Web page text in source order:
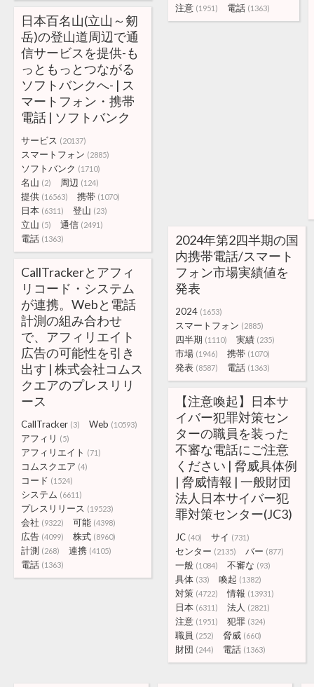
注意 (1951) 電話 (1363)
日本百名山(立山～剱
岳)の登山道周辺で通
信サービスを提供-も
っともっとつながる
ソフトバンクへ- | ス
マートフォン・携帯
電話 | ソフトバンク
サービス (20137)
スマートフォン (2885)
ソフトバンク (1710)
名山 (2) 周辺 (124)
提供 (16563) 携帯 (1070)
日本 (6311) 登山 (23)
立山 (5) 通信 (2491)
電話 (1363)
2024年第2四半期の国
内携帯電話/スマート
フォン市場実績値を
発表
2024 (1653)
スマートフォン (2885)
四半期 (1110) 実績 (235)
市場 (1946) 携帯 (1070)
発表 (8587) 電話 (1363)
CallTrackerとアフィ
リコード・システム
が連携。Webと電話
計測の組み合わせ
で、アフィリエイト
広告の可能性を引き
出す | 株式会社コムス
クエアのプレスリリ
ース
CallTracker (3) Web (10593)
アフィリ (5)
アフィリエイト (71)
コムスクエア (4)
コード (1524)
システム (6611)
プレスリリース (19523)
会社 (9322) 可能 (4398)
広告 (4099) 株式 (8960)
計測 (268) 連携 (4105)
電話 (1363)
【注意喚起】日本サ
イバー犯罪対策セン
ターの職員を装った
不審な電話にご注意
ください | 脅威具体例
| 脅威情報 | 一般財団
法人日本サイバー犯
罪対策センター(JC3)
JC (40) サイ (731)
センター (2135) バー (877)
一般 (1084) 不審な (93)
具体 (33) 喚起 (1382)
対策 (4722) 情報 (13931)
日本 (6311) 法人 (2821)
注意 (1951) 犯罪 (324)
職員 (252) 脅威 (660)
財団 (244) 電話 (1363)